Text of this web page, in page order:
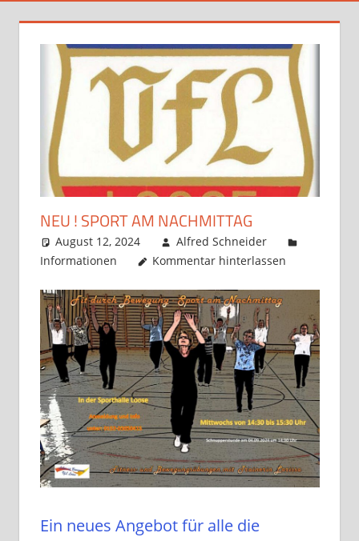
NEU ! SPORT AM NACHMITTAG
August 12, 2024
Alfred Schneider
Informationen
Kommentar hinterlassen
Ein neues Angebot für alle die